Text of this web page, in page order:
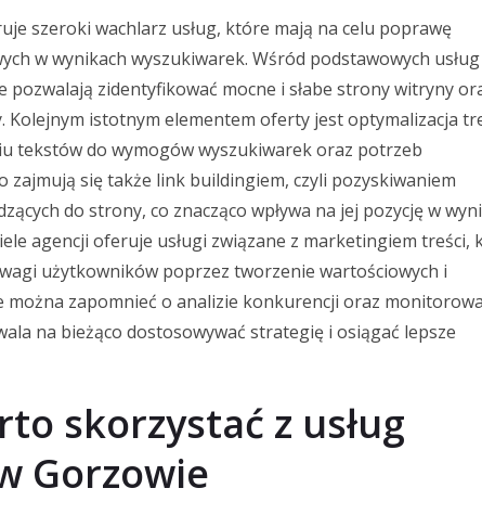
szeroki wachlarz usług, które mają na celu poprawę
w wynikach wyszukiwarek. Wśród podstawowych usług
pozwalają zidentyfikować mocne i słabe strony witryny
Kolejnym istotnym elementem oferty jest optymalizacja
tekstów do wymogów wyszukiwarek oraz potrzeb
zajmują się także link buildingiem, czyli pozyskiwaniem
do strony, co znacząco wpływa na jej pozycję w
agencji oferuje usługi związane z marketingiem treści,
użytkowników poprzez tworzenie wartościowych i
można zapomnieć o analizie konkurencji oraz
na bieżąco dostosowywać strategię i osiągać lepsze
skorzystać z usług
Gorzowie